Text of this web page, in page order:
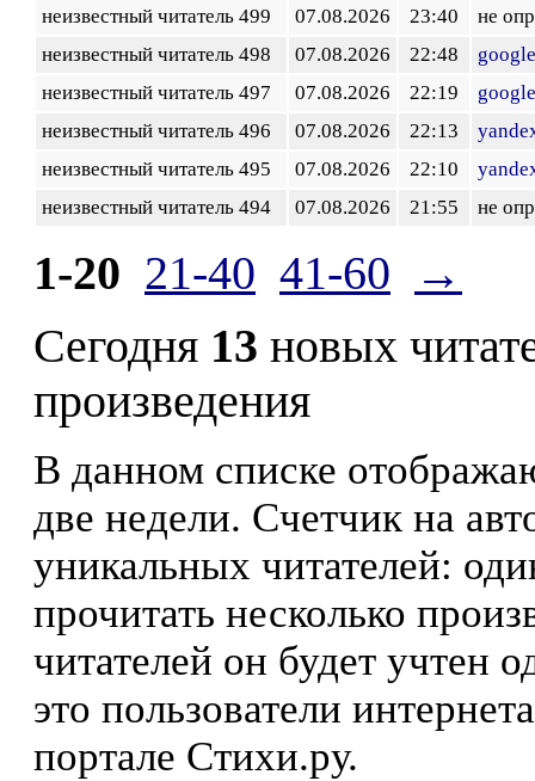
неизвестный читатель 499
07.08.2026 23:40
не
неизвестный читатель 498
07.08.2026 22:48
неизвестный читатель 497
07.08.2026 22:19
неизвестный читатель 496
07.08.2026 22:13
неизвестный читатель 495
07.08.2026 22:10
неизвестный читатель 494
07.08.2026 21:55 не
1-20 21-40 41-60
→
Сегодня 13 новых
произведения
В данном списке
две недели. Счетчик на
уникальных читателей:
прочитать несколько
читателей он будет учтен
это пользователи
портале Стихи.ру.